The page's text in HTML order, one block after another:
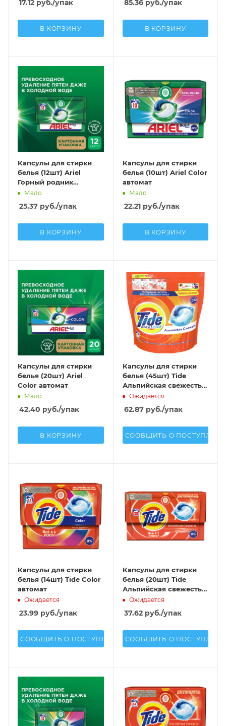
17.12 руб./упак
В КОРЗИНУ
85.36руб./упак
В КОРЗИНУ
Капсулы для стирки
белья (12шт) Ariel
Горный родник
автомат
Мало
25.37 руб./упак
В КОРЗИНУ
Капсулы для стирки
белья (10шт) Ariel Color
автомат
Мало
22.21руб./упак
В КОРЗИНУ
Капсулы для стирки
белья (20шт) Ariel
Color автомат
Мало
42.40 руб./упак
В КОРЗИНУ
Капсулы для стирки
белья (45шт) Tide
Альпийская свежесть
автомат
Ожидается
62.87руб./упак
СООБЩИТЬ О
Капсулы для стирки
белья (14шт) Tide Color
автомат
Ожидается
23.99 руб./упак
СООБЩИТЬ О ПОСТУПЛЕНИИ
Капсулы для стирки
белья (20шт) Tide
Альпийская свежесть
автомат
Ожидается
37.62руб./упак
СООБЩИТЬ О